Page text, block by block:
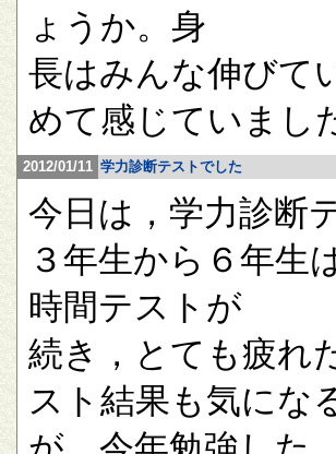
ょうか。身
長はみんな伸びて
めて感じていまし
2012/01/11 学力診断テストでした
今日は，学力診断
３年生から６年生
時間テストが
続き，とても疲れ
スト結果も気にな